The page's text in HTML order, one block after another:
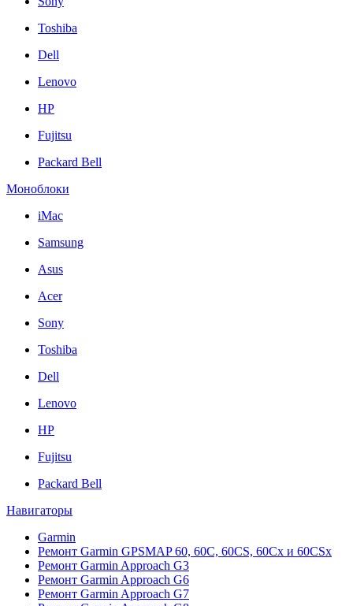
Toshiba
Dell
Lenovo
HP
Fujitsu
Packard Bell
Моноблоки
iMac
Samsung
Asus
Acer
Sony
Toshiba
Dell
Lenovo
HP
Fujitsu
Packard Bell
Навигаторы
Garmin
Ремонт Garmin GPSMAP 60, 60C, 60CS, 60Cx и 60CSx
Ремонт Garmin Approach G3
Ремонт Garmin Approach G6
Ремонт Garmin Approach G7